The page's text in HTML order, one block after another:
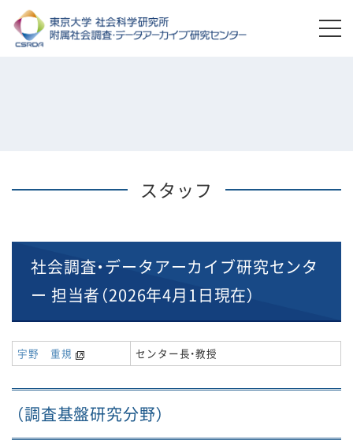
スタッフ
社会調査・データアーカイブ研究センタ
ー 担当者（2026年4月1日現在）
宇野 重規 センター長・教授
（調査基盤研究分野）